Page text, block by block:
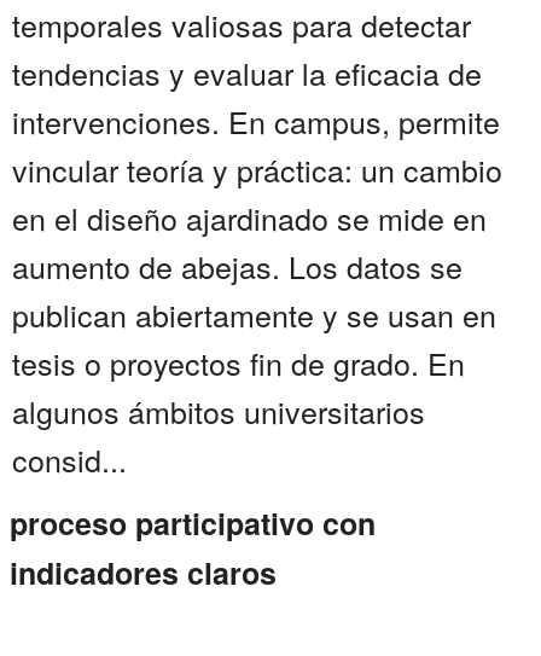
temporales valiosas para detectar
tendencias y evaluar la eficacia de
intervenciones. En campus, permite
vincular teoría y práctica: un cambio
en el diseño ajardinado se mide en
aumento de abejas. Los datos se
publican abiertamente y se usan en
tesis o proyectos fin de grado. En
algunos ámbitos universitarios
consid...
proceso participativo con
indicadores claros